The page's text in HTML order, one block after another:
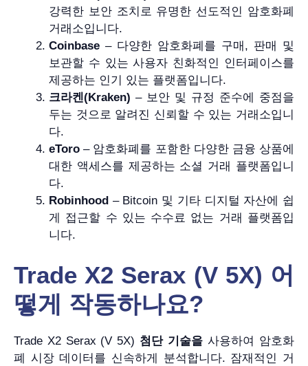
강력한 보안 조치로 유명한 선도적인 암호화폐
거래소입니다.
Coinbase – 다양한 암호화폐를 구매, 판매 및
보관할 수 있는 사용자 친화적인 인터페이스를
제공하는 인기 있는 플랫폼입니다.
크라켄(Kraken) – 보안 및 규정 준수에 중점을
두는 것으로 알려진 신뢰할 수 있는 거래소입니
다.
eToro – 암호화폐를 포함한 다양한 금융 상품에
대한 액세스를 제공하는 소셜 거래 플랫폼입니
다.
Robinhood – Bitcoin ​​및 기타 디지털 자산에 쉽
게 접근할 수 있는 수수료 없는 거래 플랫폼입
니다.
Trade X2 Serax (V 5X) 어
떻게 작동하나요?
Trade X2 Serax (V 5X) 첨단 기술을 사용하여 암호화
폐 시장 데이터를 신속하게 분석합니다. 잠재적인 거